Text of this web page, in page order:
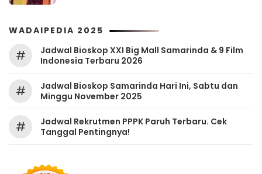
WADAIPEDIA 2025
#
Jadwal Bioskop XXI Big Mall Samarinda & 9 Film
Indonesia Terbaru 2026
#
Jadwal Bioskop Samarinda Hari Ini, Sabtu dan
Minggu November 2025
#
Jadwal Rekrutmen PPPK Paruh Terbaru. Cek
Tanggal Pentingnya!